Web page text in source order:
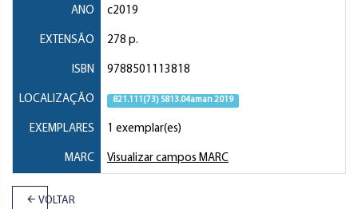
ANO c2019
EXTENSÃO 278 p.
ISBN 9788501113818
LOCALIZAÇÃO 821.111(73) S813.04aman 2019
EXEMPLARES 1 exemplar(es)
MARC Visualizar campos MARC
VOLTAR